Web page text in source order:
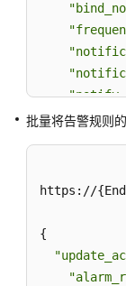
计
事
件
告
警
息
报
批量将告警规则
https://
{